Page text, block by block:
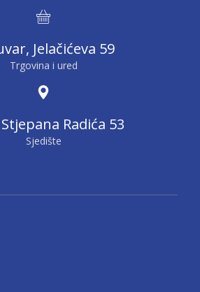
Jelačićeva 59
Trgovina i ured
Radića 53
Sjedište